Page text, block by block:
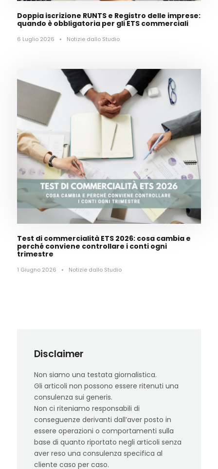
Doppia iscrizione RUNTS e Registro delle imprese:
quando è obbligatoria per gli ETS commerciali
6 Luglio 2026 • Notizie dallo Studio
Test di commercialità ETS 2026: cosa cambia e
perché conviene controllare i conti ogni
trimestre
1 Giugno 2026 • Notizie dallo Studio
Disclaimer
Non siamo una testata giornalistica.
Gli articoli non possono essere ritenuti una
consulenza sui generis.
Non ci riteniamo responsabili di
conseguenze derivanti dall’aver posto in
essere operazioni o comportamenti sulla
base di quanto riportato negli articoli senza
aver reso una consulenza specifica al
cliente caso per caso.